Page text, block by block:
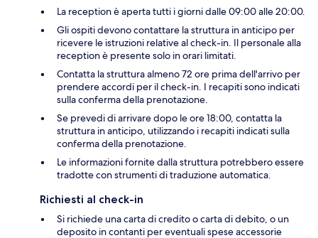
La reception è aperta tutti i giorni dalle 09:00 alle 20:00.
Gli ospiti devono contattare la struttura in anticipo per
ricevere le istruzioni relative al check-in. Il personale alla
reception è presente solo in orari limitati.
Contatta la struttura almeno 72 ore prima dell'arrivo per
prendere accordi per il check-in. I recapiti sono indicati
sulla conferma della prenotazione.
Se prevedi di arrivare dopo le ore 18:00, contatta la
struttura in anticipo, utilizzando i recapiti indicati sulla
conferma della prenotazione.
Le informazioni fornite dalla struttura potrebbero essere
tradotte con strumenti di traduzione automatica.
Richiesti al check-in
Si richiede una carta di credito o carta di debito, o un
deposito in contanti per eventuali spese accessorie